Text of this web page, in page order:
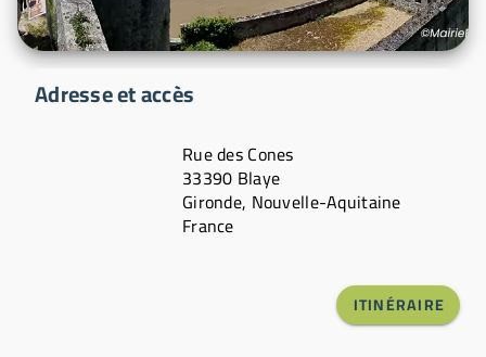
Adresse et accès
Rue des Cones
33390 Blaye
Gironde, Nouvelle-Aquitaine
France
ITINÉRAIRE